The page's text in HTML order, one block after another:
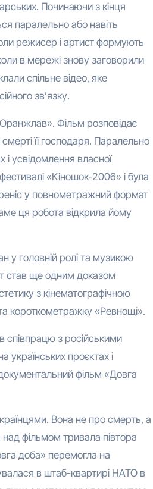
Починаючи з кінця
паралельно або навіть
режисер і артист формують
в мережі знову заговорили
спільне відео, яке
зв’язку.
Фільм розповідає
її господаря. Паралельно
усвідомлення власної
«Кіношок-2006» і була
у повнометражний формат
ця робота відкрила йому
у головній ролі та музикою
став ще одним доказом
з кінематографічною
короткометражку «Ревнощі».
співпрацю з російськими
українських проєктах і
документальний фільм «Довга
Вона не про смерть, а
фільмом тривала півтора
доба» перемогла на
в штаб-квартирі НАТО в